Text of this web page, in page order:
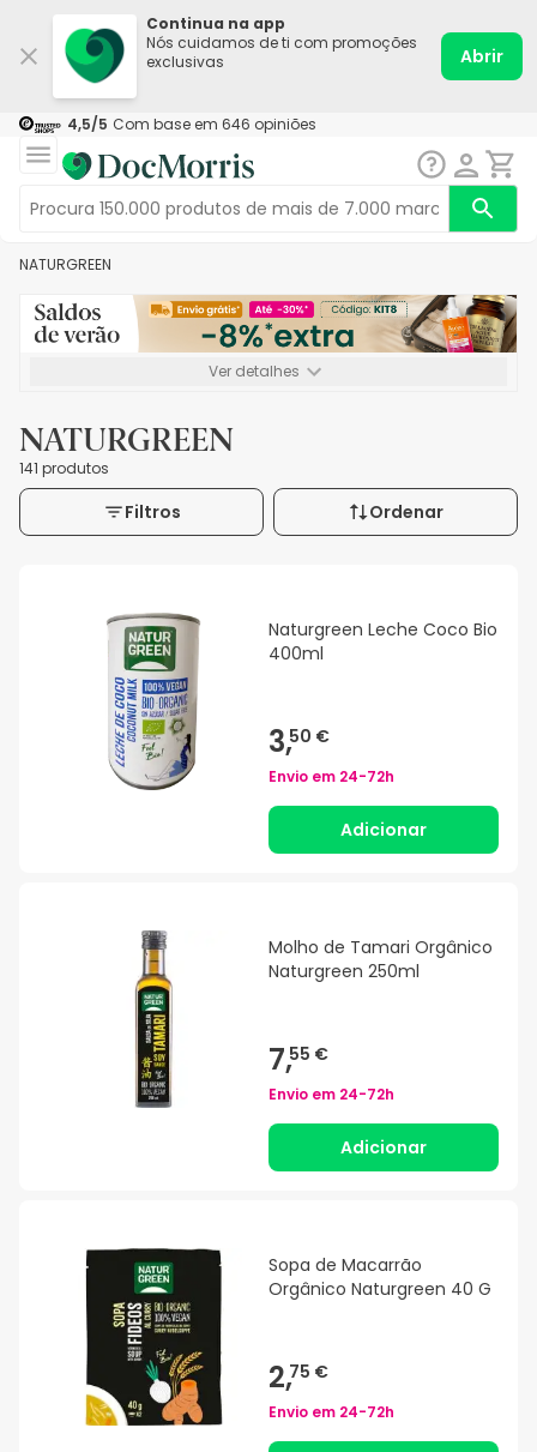
Continua na app
Nós cuidamos de ti com promoções
exclusivas
Abrir
4,5/5 Com base em 646 opiniões
NATURGREEN
Ver detalhes
NATURGREEN
141 produtos
Filtros Ordenar
Naturgreen Leche Coco Bio
400ml
3,50 €
Envio em 24-72h
Adicionar
Molho de Tamari Orgânico
Naturgreen 250ml
7,55 €
Envio em 24-72h
Adicionar
Sopa de Macarrão
Orgânico Naturgreen 40 G
2,75 €
Envio em 24-72h